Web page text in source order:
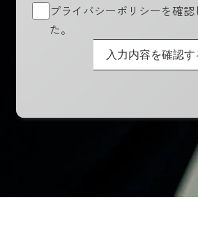
プライバシーポリシーを確
た。